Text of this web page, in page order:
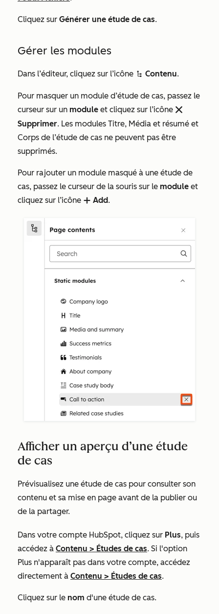
Cliquez sur Générer une étude de cas.
Gérer les modules
Dans l’éditeur, cliquez sur l’icône siteTreeIcon Contenu.
Pour masquer un module d’étude de cas, passez le
curseur sur un module et cliquez sur l’icône remove
Supprimer. Les modules Titre, Média et résumé et
Corps de l’étude de cas ne peuvent pas être
supprimés.
Pour rajouter un module masqué à une étude de
cas, passez le curseur de la souris sur le module et
cliquez sur l’icône add Add.
Afficher un aperçu d’une étude
de cas
Prévisualisez une étude de cas pour consulter son
contenu et sa mise en page avant de la publier ou
de la partager.
Dans votre compte HubSpot, cliquez sur Plus, puis
accédez à Contenu > Études de cas. Si l'option
Plus n'apparaît pas dans votre compte, accédez
directement à Contenu > Études de cas.
Cliquez sur le nom d'une étude de cas.